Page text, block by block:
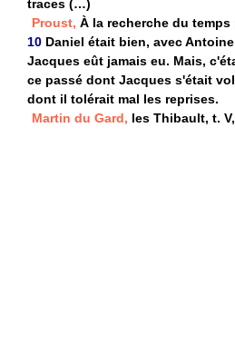
traces (…)
Proust, À la recherche du temps
10 Daniel était bien, avec
Jacques eût jamais eu. Mais,
ce passé dont Jacques s'était
dont il tolérait mal les reprises.
Martin du Gard, les Thibault, t.